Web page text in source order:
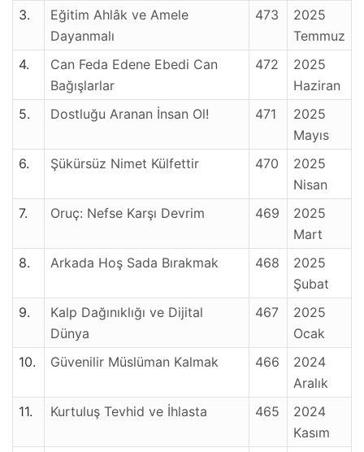
3.
Eğitim Ahlâk ve Amele
Dayanmalı
473
2025
Temmuz
4.
Can Feda Edene Ebedi Can
Bağışlarlar
472
2025
Haziran
5.
Dostluğu Aranan İnsan Ol! 471
2025
Mayıs
6.
Şükürsüz Nimet Külfettir 470
2025
Nisan
7.
Oruç: Nefse Karşı Devrim 469
2025
Mart
8.
Arkada Hoş Sada Bırakmak 468
2025
Şubat
9.
Kalp Dağınıklığı ve Dijital
Dünya
467
2025
Ocak
10.
Güvenilir Müslüman Kalmak 466
2024
Aralık
11.
Kurtuluş Tevhid ve İhlasta 465
2024
Kasım